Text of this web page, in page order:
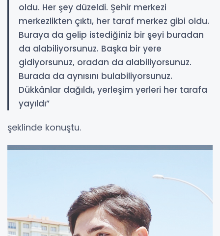
oldu. Her şey düzeldi. Şehir merkezi
merkezlikten çıktı, her taraf merkez gibi oldu.
Buraya da gelip istediğiniz bir şeyi buradan
da alabiliyorsunuz. Başka bir yere
gidiyorsunuz, oradan da alabiliyorsunuz.
Burada da aynısını bulabiliyorsunuz.
Dükkânlar dağıldı, yerleşim yerleri her tarafa
yayıldı”
şeklinde konuştu.